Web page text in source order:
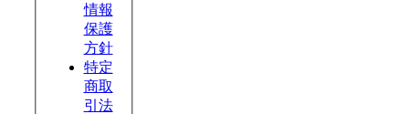
情報
保護
方針
特定
商取
引法